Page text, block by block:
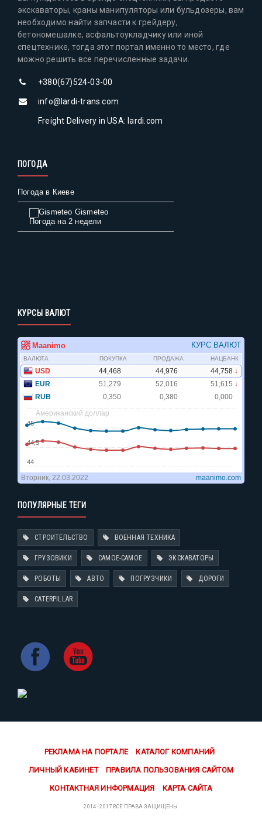
экскаваторы, краны манипуляторы или бульдозеры, вам
необходимо найти запчасти к грейдеру,
бетономешалке, асфальтоукладчику или иной
спецтехнике, тогда этот портал именно то место, где
можно решить все перечисленные задачи.
+380(67)524-03-00
info@lardi-trans.com
Freight Delivery in USA: lardi.com
ПОГОДА
Погода в Киеве
Gismeteo
Погода на 2 недели
КУРСЫ ВАЛЮТ
ПОПУЛЯРНЫЕ ТЕГИ
СТРОИТЕЛЬСТВО ВОЕННАЯ ТЕХНИКА
ГРУЗОВИКИ САМОЕ-САМОЕ ЭКСКАВАТОРЫ
РОБОТЫ АВТО ПОГРУЗЧИКИ ДОРОГИ
CATERPILLAR
РЕКЛАМА НА ПОРТАЛЕ КАТАЛОГ КОМПАНИЙ
ЛИЧНЫЙ КАБИНЕТ ПРАВИЛА ПОЛЬЗОВАНИЯ САЙТОМ
КОНТАКТНАЯ ИНФОРМАЦИЯ КАРТА САЙТА
2014 - 2017 ВСЕ ПРАВА ЗАЩИЩЕНЫ